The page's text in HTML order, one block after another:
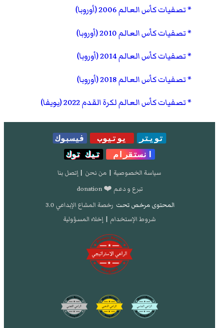
تصفيات كأس العالم 2006 (أوروبا)
تصفيات كأس العالم 2010 (أوروبا)
تصفيات كأس العالم 2014 (أوروبا)
تصفيات كأس العالم 2018 (أوروبا)
تصفيات كأس العالم لكرة القدم 2022 (يويفا)
تويتر يوتيوب
فيسبوك
انستقرام
تيك توك
سياسة الخصوصية | من نحن | إتصل بنا
تبرع و دعم ❤️ donation
المحتوى مرخص تحت رخصة المشاع الإبداعي 3.0
شروط الإستخدام | إخلاء المسؤولية